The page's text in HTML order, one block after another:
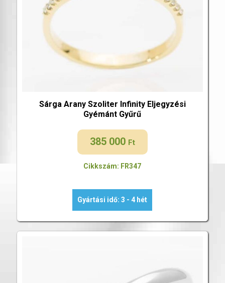
Sárga Arany Szoliter Infinity Eljegyzési
Gyémánt Gyűrű
385 000 Ft
Cikkszám: FR347
Gyártási idő: 3 - 4 hét